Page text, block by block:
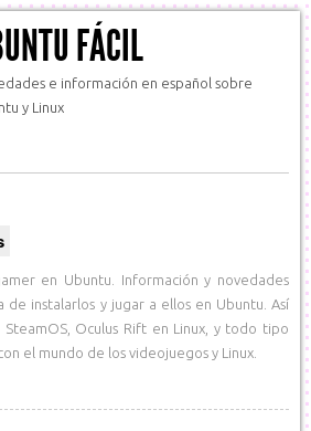
FÁCIL
e información en español sobre
y Linux
en Ubuntu. Información y novedades
de instalarlos y jugar a ellos en Ubuntu. Así
Oculus Rift en Linux, y todo tipo
el mundo de los videojuegos y Linux.